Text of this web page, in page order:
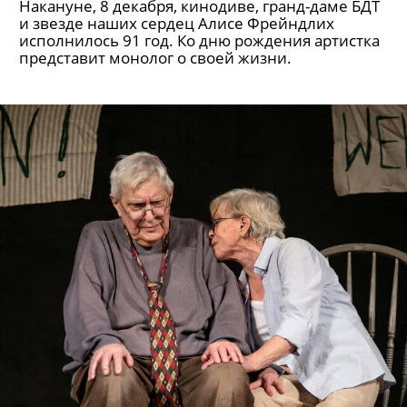
Накануне, 8 декабря, кинодиве, гранд-даме БДТ
и звезде наших сердец Алисе Фрейндлих
исполнилось 91 год. Ко дню рождения артистка
представит монолог о своей жизни.